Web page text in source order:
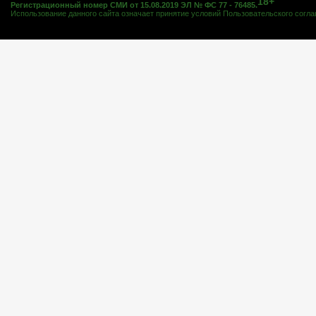
Регистрационный номер СМИ от 15.08.2019 ЭЛ № ФС 77 - 76485.
Использование данного сайта означает принятие условий Пользовательского